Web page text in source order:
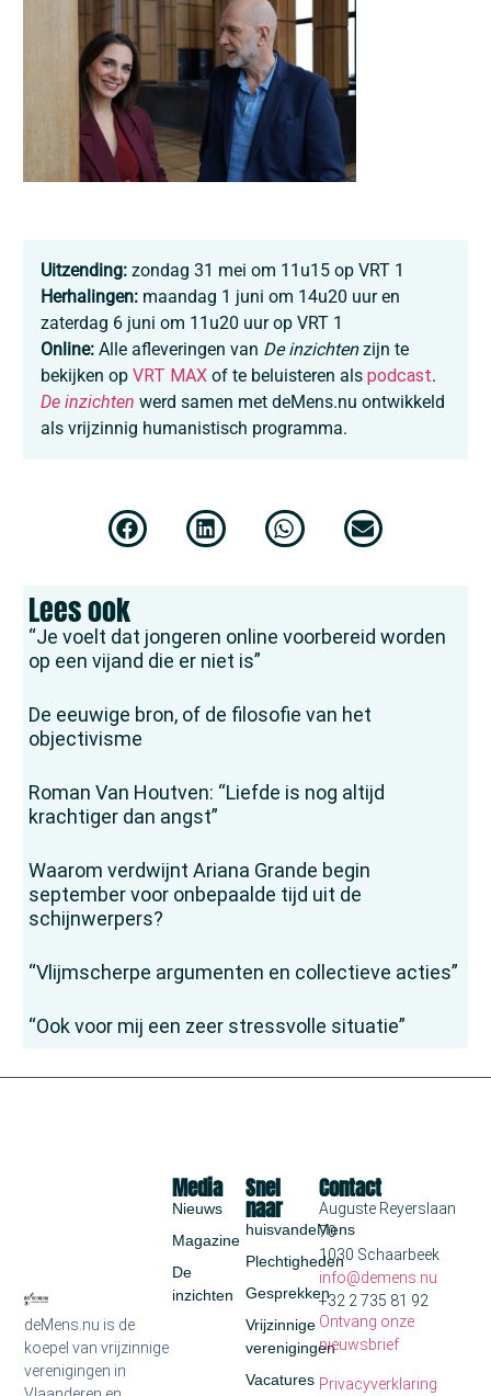
Uitzending: zondag 31 mei om 11u15 op VRT 1
Herhalingen: maandag 1 juni om 14u20 uur en
zaterdag 6 juni om 11u20 uur op VRT 1
Online: Alle afleveringen van De inzichtenzijn te
bekijken op VRT MAX of te beluisteren als podcast.
De inzichten werd samen met deMens.nu ontwikkeld
als vrijzinnig humanistisch programma.
Lees ook
“Je voelt dat jongeren online voorbereid worden
op een vijand die er niet is”
De eeuwige bron, of de filosofie van het
objectivisme
Roman Van Houtven: “Liefde is nog altijd
krachtiger dan angst”
Waarom verdwijnt Ariana Grande begin
september voor onbepaalde tijd uit de
schijnwerpers?
“Vlijmscherpe argumenten en collectieve acties”
“Ook voor mij een zeer stressvolle situatie”
deMens.nu is de
koepel van vrijzinnige
verenigingen in
Snel
naar
huisvandeMens
Plechtigheden
Gesprekken
Vrijzinnige
verenigingen
Vacatures
Media
Nieuws
Magazine
De
inzichten
Contact
Auguste Reyerslaan
70
1030 Schaarbeek
info@demens.nu
+32 2 735 81 92
Ontvang onze
nieuwsbrief
Privacyverklaring